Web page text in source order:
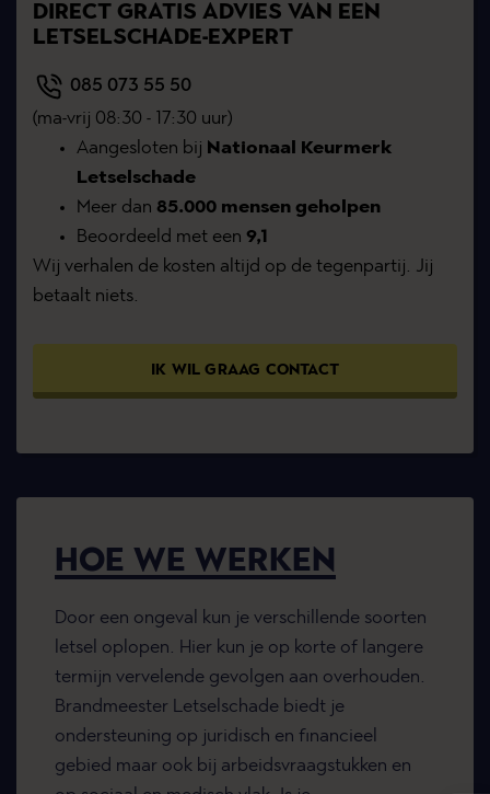
DIRECT GRATIS ADVIES VAN EEN
LETSELSCHADE-EXPERT
085 073 55 50
(ma-vrij 08:30 - 17:30 uur)
Aangesloten bij Nationaal Keurmerk
Letselschade
Meer dan 85.000 mensen geholpen
Beoordeeld met een 9,1
Wij verhalen de kosten altijd op de tegenpartij. Jij
betaalt niets.
IK WIL GRAAG CONTACT
HOE WE WERKEN
Door een ongeval kun je verschillende soorten
letsel oplopen. Hier kun je op korte of langere
termijn vervelende gevolgen aan overhouden.
Brandmeester Letselschade biedt je
ondersteuning op juridisch en financieel
gebied maar ook bij arbeidsvraagstukken en